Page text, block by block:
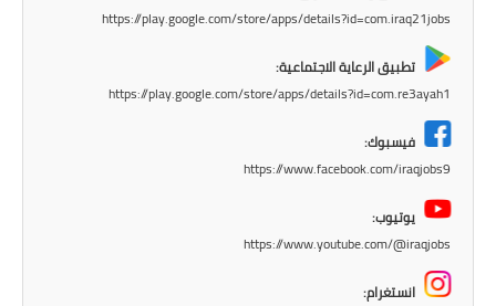
المرحلة الابتدائية
https://play.google.com/store/apps/details?id=com.iraq21jobs
تطبيق الرعاية الاجتماعية:
https://play.google.com/store/apps/details?id=com.re3ayah1
فيسبوك:
https://www.facebook.com/iraqjobs9
يوتيوب:
https://www.youtube.com/@iraqjobs
انستغرام: